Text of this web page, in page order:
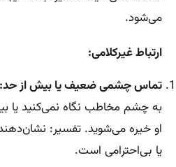
می‌شود.
ارتباط غیرکلامی:
تماس چشمی ضعیف یا بیش از حد:
به چشم مخاطب نگاه نمی‌کنید
او خیره می‌شوید. تفسیر:
یا بی‌احترامی است.